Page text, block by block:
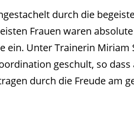
durch die
Frauen waren
ein. Unter Trainerin
geschult, so dass
durch die Freude am